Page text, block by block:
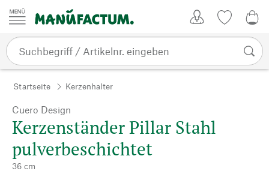
Zum Inhalt springen
Startseite Kerzenhalter
Cuero Design
Kerzenständer Pillar Stahl
pulverbeschichtet
36 cm